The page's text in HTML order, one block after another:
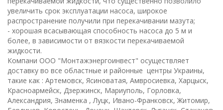
увеличить срок эксплуатации насоса, широкое
распространение получили при перекачивании мазута;
- хорошая всасывающая способность насоса до 5 м и
более, в зависимости от вязкости перекачиваемой
жидкости.
Компани ООО "Монтажэнергоинвест" осуществляет
доставку во все областные и районные центры Украины,
такие как : Артемовск, Ясиноватая, Амвросиевка, Харцыск,
Красноармейск, Дзержинск, Мариуполь, Горловка,
Александрия, Знаменка , Луцк, Ивано-Франковск, Житомир,